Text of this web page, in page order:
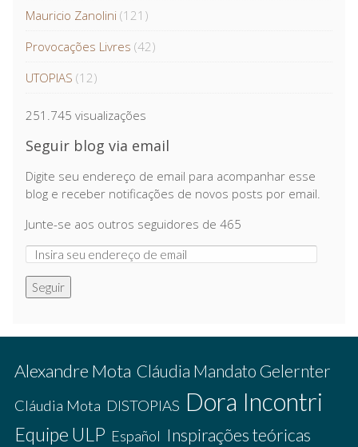
Mauricio Zanolini (121)
Provocações Livres (42)
UTOPIAS (12)
251.745 visualizações
Seguir blog via email
Digite seu endereço de email para acompanhar esse
blog e receber notificações de novos posts por email.
Junte-se aos outros seguidores de 465
Seguir
Alexandre Mota Cláudia Mandato Gelernter
Cláudia Mota DISTOPIAS Dora Incontri
Equipe ULP Español Inspirações teóricas